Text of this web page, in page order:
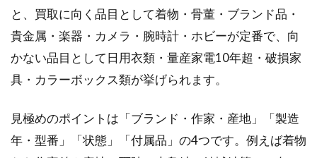
と、買取に向く品目として着物・骨董・ブランド品・
貴金属・楽器・カメラ・腕時計・ホビーが定番で、向
かない品目として日用衣類・量産家電10年超・破損家
具・カラーボックス類が挙げられます。
見極めのポイントは「ブランド・作家・産地」「製造
年・型番」「状態」「付属品」の4つです。例えば着物